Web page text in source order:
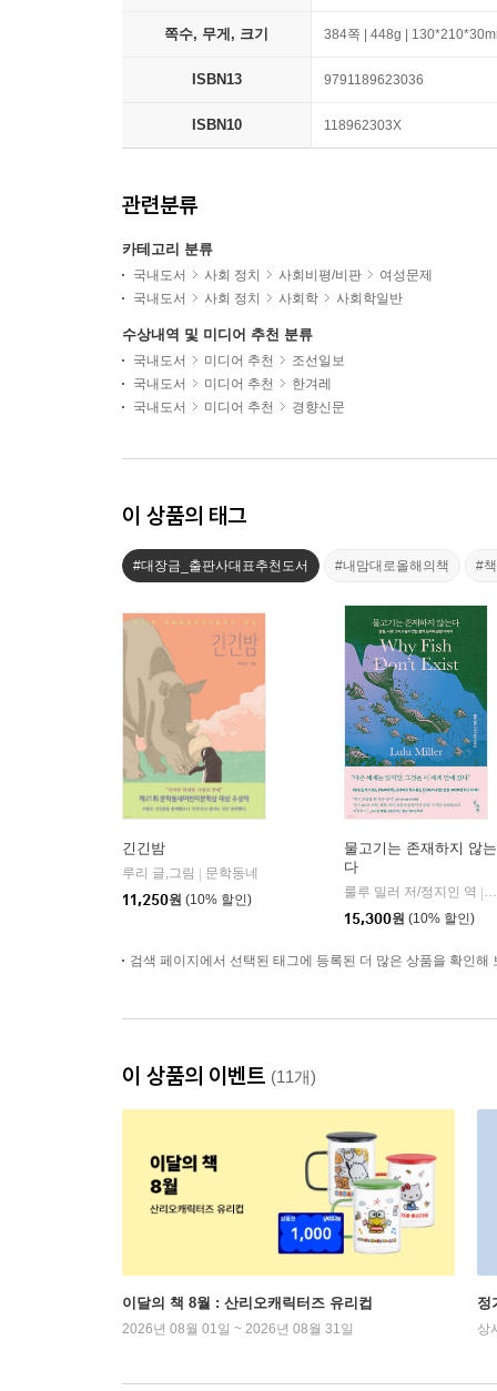
쪽수, 무게, 크기 384쪽 | 448g |
ISBN13 9791189623036
ISBN10 118962303X
관련분류
카테고리 분류
국내도서 사회 정치 사회비평/비판
여성문제
국내도서
사회 정치 사회학 사회학일반
수상내역 및 미디어 추천 분류
국내도서 미디어 추천
조선일보
국내도서
미디어 추천
한겨레
국내도서
미디어 추천 경향신문
이 상품의 태그
#대장금_출판사대표추천도서 #내맘대로올해의책 #
긴긴밤
루리 글,그림
문학동네
11,250원 (10% 할인)
물고기는 존재하지 않는
다
룰루 밀러 저/정지인 역
15,300원 (10% 할인)
검색 페이지에서 선택된 태그에 등록된 더 많은 상품을 확인해
이 상품의 이벤트 (11개)
이달의 책 8월 : 산리오캐릭터즈 유리컵
2026년 08월 01일 ~ 2026년 08월 31일
정
상